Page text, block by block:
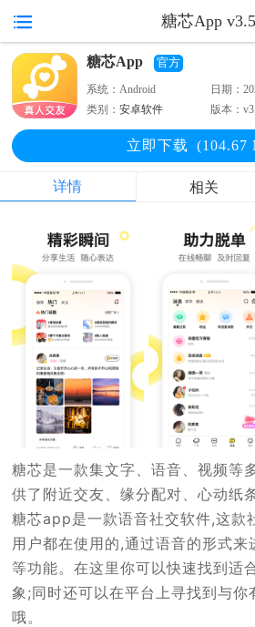
糖芯App
糖芯App 官方
系统：Android 日期：
类别：安卓软件 版本：
立即下载 (104.67
详情 相关
糖芯是一款集文字、语音、视频等
供了附近交友、缘分配对、心动纸
糖芯app是一款语音社交软件,这款
用户都在使用的,通过语音的形式来
等功能。在这里你可以快速找到适
象;同时还可以在平台上寻找到与你
哦。